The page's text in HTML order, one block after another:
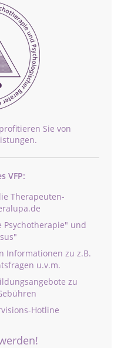
Sie von
VFP:
Therapeuten-
Psychotherapie" und
Informationen zu z.B.
u.v.m.
zu
Hotline